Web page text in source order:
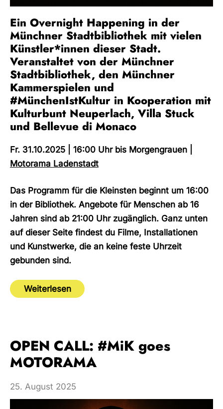
Ein Overnight Happening in der
Münchner Stadtbibliothek mit vielen
Künstler*innen dieser Stadt.
Veranstaltet von der Münchner
Stadtbibliothek, den Münchner
Kammerspielen und
#MünchenIstKultur in Kooperation mit
Kulturbunt Neuperlach, Villa Stuck
und Bellevue di Monaco
Fr. 31.10.2025 | 16:00 Uhr bis Morgengrauen |
Motorama Ladenstadt
Das Programm für die Kleinsten beginnt um 16:00
in der Bibliothek. Angebote für Menschen ab 16
Jahren sind ab 21:00 Uhr zugänglich. Ganz unten
auf dieser Seite findest du Filme, Installationen
und Kunstwerke, die an keine feste Uhrzeit
gebunden sind.
Weiterlesen
OPEN CALL: #MiK goes
MOTORAMA
25. August 2025